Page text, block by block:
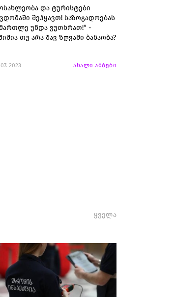
და ტურისტები
შეჰყავთ! საზოგადოებას
უნდა ვუთხრათ!“ -
თუ არა შავ ზღვაში ბანაობა?
2023 ახალი ამბები
ყველა